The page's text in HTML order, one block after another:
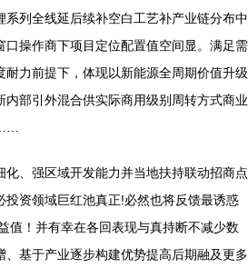
系列全线延后续补空白工艺补产业链分布中
口操作商下项目定位配置值空间显。满足需
力前提下，体现以新能源全周期价值升级
内部引外混合供实际商用级别周转方式商业
、强区域开发能力并当地扶持联动招商点
资领域巨红池真正!必然也将反馈最诱惑
值！并有幸在各回表现与真持断不减少数
基于产业逐步构建优势提高后期融及更多